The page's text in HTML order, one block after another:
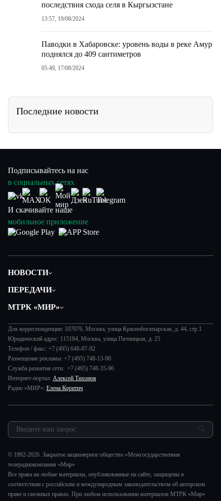
последствия схода селя в Кыргызстане
13:57, 19/08/2024
Паводки в Хабаровске: уровень воды в реке Амур
поднялся до 409 сантиметров
05:49, 17/08/2024
Последние новости
Подписывайтесь на нас
в социальных сетях
И скачивайте наше
мобильное приложение
НОВОСТИ
Экономика
Происшествия
В содружестве
В мире
Наука и технологии
Здоровье и медицина
Культура
Шоу-бизнес
Сад и огород
ПЕРЕДАЧИ
Дела судебные
Диктор делает
Игра в кино
Игра в кино. Мультфильмы
Исторический детектив
МИР. Мнение
Мировое соглашение
Обману.НЕТ
Предварительный диагноз
Пять причин поехать в...
МТРК «МИР»
История
Руководство
Новости компании
Пресса о нас
Карьера
Результаты СОУТ
Для корреспонденции: 107076, Москва, улица Краснобогатырская, д. 44, стр.1
Юридический адрес: 115184, Москва, улица Пятницкая, д. 25
Телефон / факс: +7 (495) 648-07-92
Размещение рекламы: +7 (495) 748-13-90
Служба развития сети: +7 (495) 748-35-96
Интернет-портал: Алексей Тихонов
Радио «МИР»: Елена Коритич
© 1992-2026. Закрытое акционерное общество «Межгосударственная
телерадиокомпания «Мир»
Все права на любые материалы, опубликованные на сайте, защищены в
соответствии с российским и международным законодательством об авторском
праве и смежных правах. При любом использовании материалов МТРК «Мир»